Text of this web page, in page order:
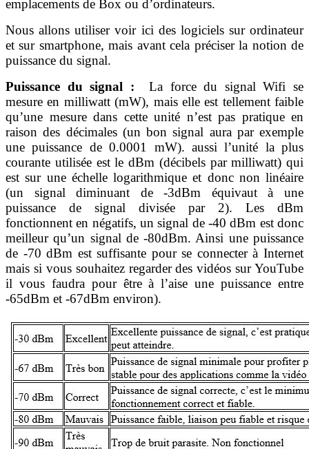
emplacements de Box ou d’ordinateurs.
Nous allons utiliser voir ici des logiciels sur ordinateur
et sur smartphone, mais avant cela préciser la notion de
puissance du signal.
Puissance du signal : La force du signal Wifi se
mesure en milliwatt (mW), mais elle est tellement faible
qu’une mesure dans cette unité n’est pas pratique en
raison des décimales (un bon signal aura par exemple
une puissance de 0.0001 mW). aussi l’unité la plus
courante utilisée est le dBm (décibels par milliwatt) qui
est sur une échelle logarithmique et donc non linéaire
(un signal diminuant de -3dBm équivaut à une
puissance de signal divisée par 2). Les dBm
fonctionnent en négatifs, un signal de -40 dBm est donc
meilleur qu’un signal de -80dBm. Ainsi une puissance
de -70 dBm est suffisante pour se connecter à Internet
mais si vous souhaitez regarder des vidéos sur YouTube
il vous faudra pour être à l’aise une puissance entre
-65dBm et -67dBm environ).